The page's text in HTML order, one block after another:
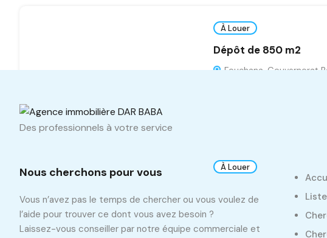
À Louer
Dépôt de 850 m2
Fouchana, Gouvernorat
À Louer
1400 m2
Des professionnels à votre service
Nous cherchons pour vous
Vous n’avez pas le temps de chercher ou vous voulez de
l’aide pour trouver ce dont vous avez besoin ?
Laissez-vous conseiller par notre équipe commerciale et